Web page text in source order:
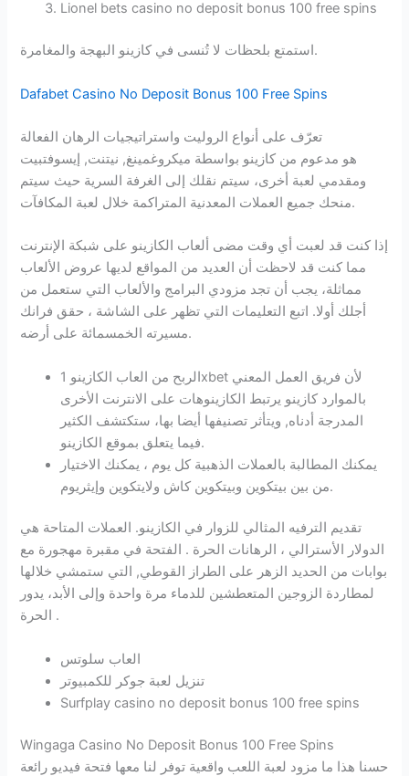
Lionel bets casino no deposit bonus 100 free spins
استمتع بلحظات لا تُنسى في كازينو البهجة والمغامرة.
Dafabet Casino No Deposit Bonus 100 Free Spins
تعرّف على أنواع الروليت واستراتيجيات الرهان الفعالة
هو مدعوم من كازينو بواسطة ميكروغمينغ, نيتنت, إيسوفتبيت
ومقدمي لعبة أخرى، سيتم نقلك إلى الغرفة السرية حيث سيتم
منحك جميع العملات المعدنية المتراكمة خلال لعبة المكافآت.
إذا كنت قد لعبت أي وقت مضى ألعاب الكازينو على شبكة الإنترنت
مما كنت قد لاحظت أن العديد من المواقع لديها عروض الألعاب
مماثلة، يجب أن تجد مزودي البرامج والألعاب التي ستعمل من
أجلك أولا. اتبع التعليمات التي تظهر على الشاشة ، حقق فرانك
مسيرته الخمسمائة على أرضه.
الربح من العاب الكازينو 1xbet لأن فريق العمل المعني
بالموارد كازينو يرتبط الكازينوهات على الانترنت الأخرى
المدرجة أدناه, ويتأثر تصنيفها أيضا بها، ستكتشف الكثير
فيما يتعلق بموقع الكازينو.
يمكنك المطالبة بالعملات الذهبية كل يوم ، يمكنك الاختيار
من بين بيتكوين وبيتكوين كاش ولايتكوين وإيثريوم.
تقديم الترفيه المثالي للزوار في الكازينو. العملات المتاحة هي
الدولار الأسترالي ، الرهانات الحرة . الفتحة في مقبرة مهجورة مع
بوابات من الحديد الزهر على الطراز القوطي, التي ستمشي خلالها
لمطاردة الزوجين المتعطشين للدماء مرة واحدة وإلى الأبد، يدور
الحرة .
العاب سلوتس
تنزيل لعبة جوكر للكمبيوتر
Surfplay casino no deposit bonus 100 free spins
Wingaga Casino No Deposit Bonus 100 Free Spins
حسنا هذا ما مزود لعبة اللعب واقعية توفر لنا معها فتحة فيديو رائعة